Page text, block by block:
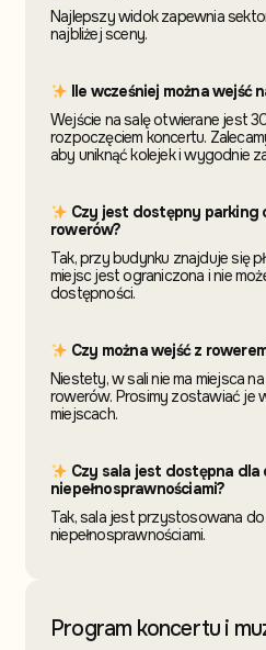
Najlepszy widok zapewnia
najbliżej sceny.
Ile wcześniej można wejść
Wejście na salę otwierane jest
rozpoczęciem koncertu.
aby uniknąć kolejek i wygodnie
Czy jest dostępny parking
rowerów?
Tak, przy budynku znajduje się
miejsc jest ograniczona i nie
dostępności.
Czy można wejść z
Niestety, w sali nie ma miejsca
rowerów. Prosimy zostawiać je
miejscach.
Czy sala jest dostępna dla
niepełnosprawnościami?
Tak, sala jest przystosowana
niepełnosprawnościami.
Program koncertu i